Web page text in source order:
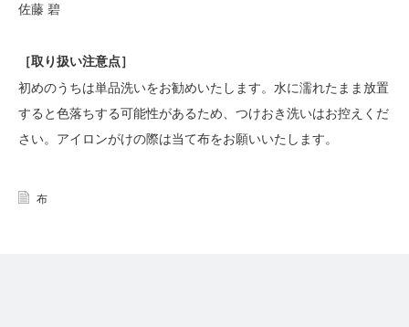
佐藤 碧
［取り扱い注意点］
初めのうちは単品洗いをお勧めいたします。水に濡れたまま放置
すると色落ちする可能性があるため、つけおき洗いはお控えくだ
さい。アイロンがけの際は当て布をお願いいたします。
布